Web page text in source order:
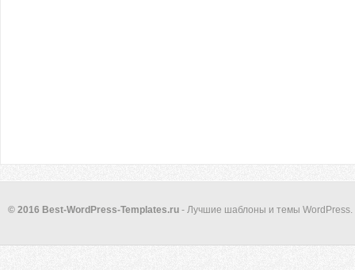
© 2016 Best-WordPress-Templates.ru - Лучшие шаблоны и темы